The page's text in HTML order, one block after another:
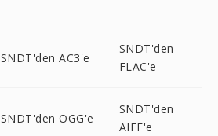
SNDT'den AC3'e
SNDT'den
FLAC'e
SNDT'den OGG'e
SNDT'den
AIFF'e